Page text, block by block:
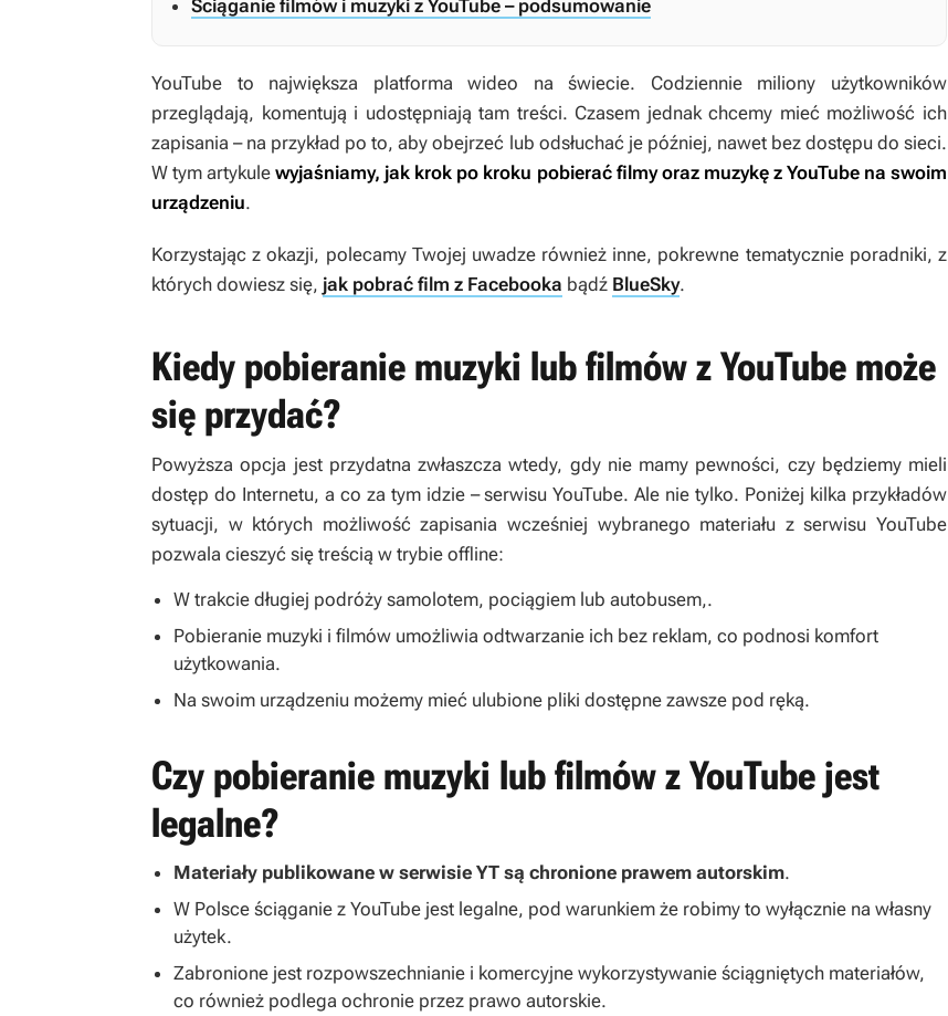
Ściąganie filmów i muzyki z YouTube – podsumowanie
YouTube to największa platforma wideo na świecie. Codziennie miliony użytkowników
przeglądają, komentują i udostępniają tam treści. Czasem jednak chcemy mieć możliwość ich
zapisania – na przykład po to, aby obejrzeć lub odsłuchać je później, nawet bez dostępu do sieci.
W tym artykulewyjaśniamy, jak krok po kroku pobierać filmy oraz muzykę z YouTube na swoim
urządzeniu.
Korzystając z okazji, polecamy Twojej uwadze również inne, pokrewne tematycznie poradniki, z
których dowiesz się, jak pobrać film z Facebooka bądź BlueSky.
Kiedy pobieranie muzyki lub filmów z YouTube może
się przydać?
Powyższa opcja jest przydatna zwłaszcza wtedy, gdy nie mamy pewności, czy będziemy mieli
dostęp do Internetu, a co za tym idzie – serwisu YouTube. Ale nie tylko. Poniżej kilka przykładów
sytuacji, w których możliwość zapisania wcześniej wybranego materiału z serwisu YouTube
pozwala cieszyć się treścią w trybie offline:
W trakcie długiej podróży samolotem, pociągiem lub autobusem,.
Pobieranie muzyki i filmów umożliwia odtwarzanie ich bez reklam, co podnosi komfort
użytkowania.
Na swoim urządzeniu możemy mieć ulubione pliki dostępne zawsze pod ręką.
Czy pobieranie muzyki lub filmów z YouTube jest
legalne?
Materiały publikowane w serwisie YT są chronione prawem autorskim.
W Polsce ściąganie z YouTube jest legalne, pod warunkiem że robimy to wyłącznie na własny
użytek.
Zabronione jest rozpowszechnianie i komercyjne wykorzystywanie ściągniętych materiałów,
co również podlega ochronie przez prawo autorskie.